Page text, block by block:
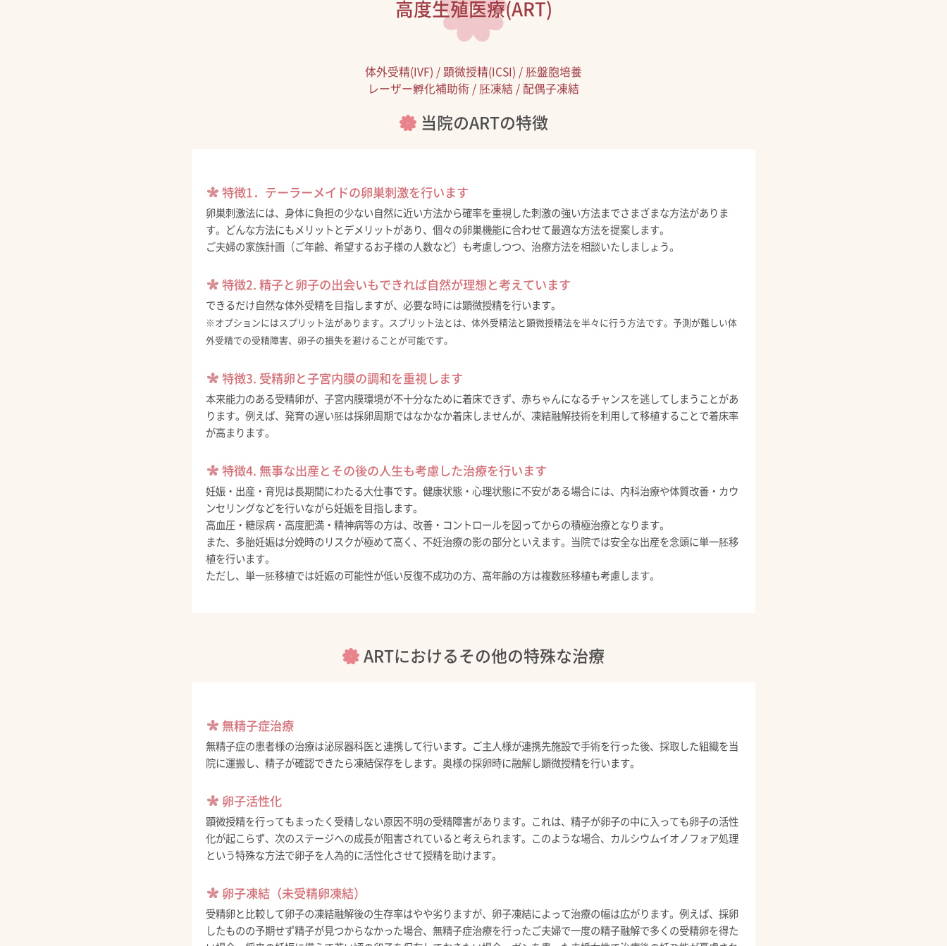
高度生殖医療(ART)
体外受精(IVF) / 顕微授精(ICSI) / 胚盤胞培養
レーザー孵化補助術 / 胚凍結 / 配偶子凍結
当院のARTの特徴
特徴1．テーラーメイドの卵巣刺激を行います
卵巣刺激法には、身体に負担の少ない自然に近い方法から確率を重視した刺激の強い方法までさまざまな方法がありま
す。どんな方法にもメリットとデメリットがあり、個々の卵巣機能に合わせて最適な方法を提案します。
ご夫婦の家族計画（ご年齢、希望するお子様の人数など）も考慮しつつ、治療方法を相談いたしましょう。
特徴2. 精子と卵子の出会いもできれば自然が理想と考えています
できるだけ自然な体外受精を目指しますが、必要な時には顕微授精を行います。
※オプションにはスプリット法があります。スプリット法とは、体外受精法と顕微授精法を半々に行う方法です。予測が難しい体
外受精での受精障害、卵子の損失を避けることが可能です。
特徴3. 受精卵と子宮内膜の調和を重視します
本来能力のある受精卵が、子宮内膜環境が不十分なために着床できず、赤ちゃんになるチャンスを逃してしまうことがあ
ります。例えば、発育の遅い胚は採卵周期ではなかなか着床しませんが、凍結融解技術を利用して移植することで着床率
が高まります。
特徴4. 無事な出産とその後の人生も考慮した治療を行います
妊娠・出産・育児は長期間にわたる大仕事です。健康状態・心理状態に不安がある場合には、内科治療や体質改善・カウ
ンセリングなどを行いながら妊娠を目指します。
高血圧・糖尿病・高度肥満・精神病等の方は、改善・コントロールを図ってからの積極治療となります。
また、多胎妊娠は分娩時のリスクが極めて高く、不妊治療の影の部分といえます。当院では安全な出産を念頭に単一胚移
植を行います。
ただし、単一胚移植では妊娠の可能性が低い反復不成功の方、高年齢の方は複数胚移植も考慮します。
ARTにおけるその他の特殊な治療
無精子症治療
無精子症の患者様の治療は泌尿器科医と連携して行います。ご主人様が連携先施設で手術を行った後、採取した組織を当
院に運搬し、精子が確認できたら凍結保存をします。奥様の採卵時に融解し顕微授精を行います。
卵子活性化
顕微授精を行ってもまったく受精しない原因不明の受精障害があります。これは、精子が卵子の中に入っても卵子の活性
化が起こらず、次のステージへの成長が阻害されていると考えられます。このような場合、カルシウムイオノフォア処理
という特殊な方法で卵子を人為的に活性化させて授精を助けます。
卵子凍結（未受精卵凍結）
受精卵と比較して卵子の凍結融解後の生存率はやや劣りますが、卵子凍結によって治療の幅は広がります。例えば、採卵
したものの予期せず精子が見つからなかった場合、無精子症治療を行ったご夫婦で一度の精子融解で多くの受精卵を得た